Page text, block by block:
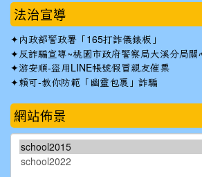
法治宣導
✦ 內政部警政署「165打詐儀錶板」
✦反詐騙宣導~桃園市政府警察局大溪分局
✦游安順-盜用LINE帳號假冒親友催票
✦賴可-教你防範「幽靈包裹」詐騙
網站佈景